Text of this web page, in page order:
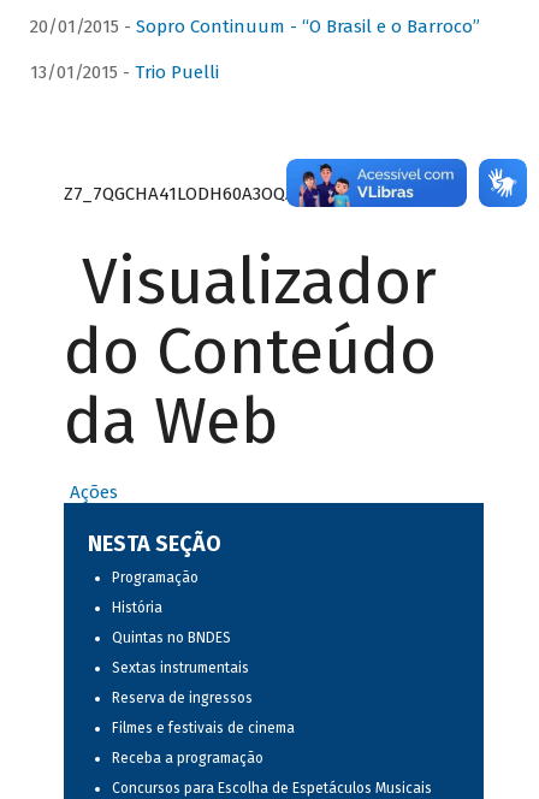
20/01/2015 - Sopro Continuum - “O Brasil e o Barroco”
13/01/2015 - Trio Puelli
Z7_7QGCHA41LODH60A3OQA8RN1415
Visualizador
do Conteúdo
da Web
Ações
NESTA SEÇÃO
Programação
História
Quintas no BNDES
Sextas instrumentais
Reserva de ingressos
Filmes e festivais de cinema
Receba a programação
Concursos para Escolha de Espetáculos Musicais